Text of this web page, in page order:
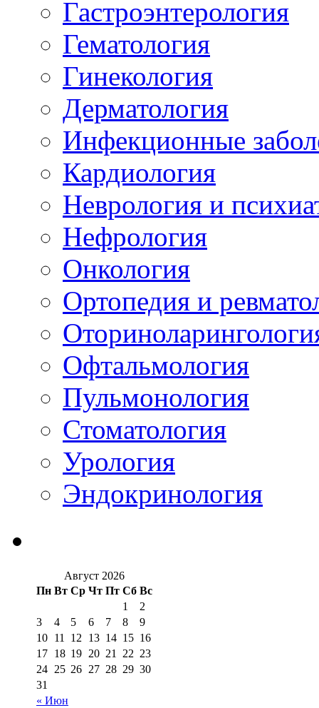
Гастроэнтерология
Гематология
Гинекология
Дерматология
Инфекционные
Кардиология
Неврология и
Нефрология
Онкология
Ортопедия и
Офтальмология
Пульмонология
Стоматология
Урология
Эндокринология
Август 2026
Пн Вт Ср Чт Пт Сб Вс
« Июн
1
2
3
4 5 6 7 8
9
10 11 12 13 14 15 16
17 18 19 20 21 22 23
24 25 26 27 28 29 30
31